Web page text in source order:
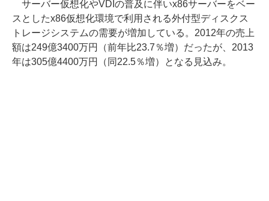
サーバー仮想化やVDIの普及に伴いx86サーバーをベー
スとしたx86仮想化環境で利用される外付型ディスクス
トレージシステムの需要が増加している。2012年の売上
額は249億3400万円（前年比23.7％増）だったが、2013
年は305億4400万円（同22.5％増）となる見込み。